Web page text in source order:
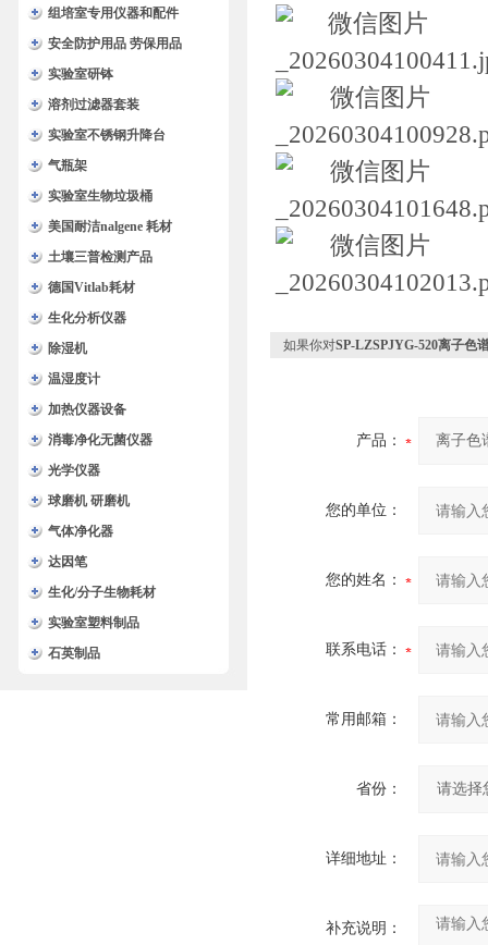
组培室专用仪器和配件
安全防护用品 劳保用品
实验室研钵
溶剂过滤器套装
实验室不锈钢升降台
气瓶架
实验室生物垃圾桶
美国耐洁nalgene 耗材
土壤三普检测产品
德国Vitlab耗材
生化分析仪器
除湿机
温湿度计
加热仪器设备
消毒净化无菌仪器
光学仪器
球磨机 研磨机
气体净化器
达因笔
生化/分子生物耗材
实验室塑料制品
石英制品
如果你对SP-LZSPJYG-520离子色
产品：
您的单位：
您的姓名：
联系电话：
常用邮箱：
省份：
详细地址：
补充说明：